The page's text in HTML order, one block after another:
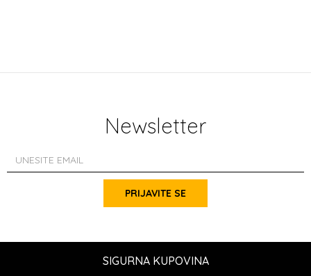
Newsletter
PRIJAVITE SE
SIGURNA KUPOVINA